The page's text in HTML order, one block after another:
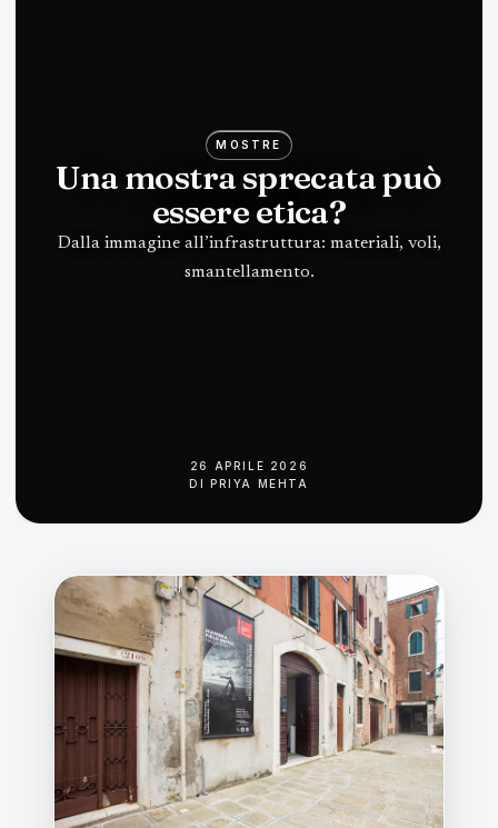
MOSTRE
Una mostra sprecata può
essere etica?
Dalla immagine all’infrastruttura: materiali, voli,
smantellamento.
26 APRILE 2026
DI
PRIYA MEHTA